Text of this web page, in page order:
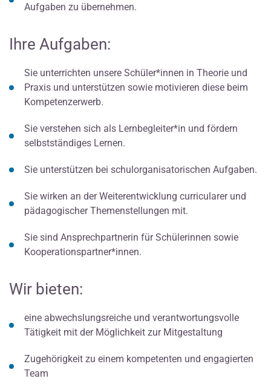
Aufgaben zu übernehmen.
Ihre Aufgaben:
Sie unterrichten unsere Schüler*innen in Theorie und
Praxis und unterstützen sowie motivieren diese beim
Kompetenzerwerb.
Sie verstehen sich als Lernbegleiter*in und fördern
selbstständiges Lernen.
Sie unterstützen bei schulorganisatorischen Aufgaben.
Sie wirken an der Weiterentwicklung curricularer und
pädagogischer Themenstellungen mit.
Sie sind Ansprechpartnerin für Schülerinnen sowie
Kooperationspartner*innen.
Wir bieten:
eine abwechslungsreiche und verantwortungsvolle
Tätigkeit mit der Möglichkeit zur Mitgestaltung
Zugehörigkeit zu einem kompetenten und engagierten
Team